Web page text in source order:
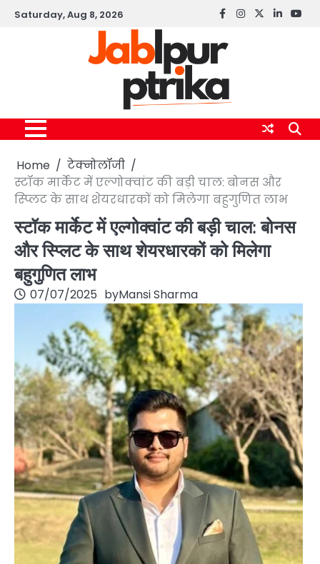
SkipSaturday, Aug 8, 2026 Facebook
instagram
twitterlinkedin
Home
टेक्नोलॉजी
स्टॉक मार्केट में एल्गोक्वांट की बड़ी चाल: बोनस और
स्प्लिट के साथ शेयरधारकों को मिलेगा बहुगुणित लाभ
स्टॉक मार्केट में एल्गोक्वांट की बड़ी चाल: बोनस
और स्प्लिट के साथ शेयरधारकों को मिलेगा
बहुगुणित लाभ
07/07/2025 byMansi Sharma